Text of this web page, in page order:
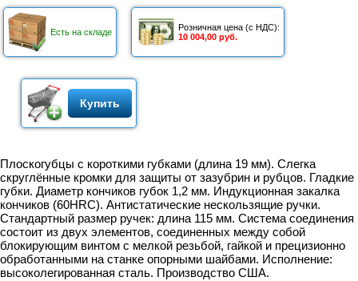
Есть на складе
Розничная цена (с НДС):
10 004,00 руб.
Купить
Плоскогубцы с короткими губками (длина 19 мм). Слегка
скруглённые кромки для защиты от зазубрин и рубцов. Гладкие
губки. Диаметр кончиков губок 1,2 мм. Индукционная закалка
кончиков (60HRC). Антистатические нескользящие ручки.
Стандартный размер ручек: длина 115 мм. Система соединения
состоит из двух элементов, соединенных между собой
блокирующим винтом с мелкой резьбой, гайкой и прецизионно
обработанными на станке опорными шайбами. Исполнение:
высоколегированная сталь. Производство США.